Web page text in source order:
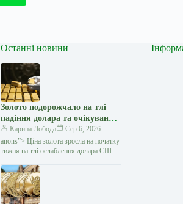
Останні новини
Золото подорожчало на тлі
падіння долара та очікувань
переговорів США з Іраном —
Мінфін
Карина Лобода
Сер 6, 2026
anons”> Ціна золота зросла на початку
тижня на тлі ослаблення долара США
витка інфляції. Як повідомляє Reuters,
ринок…